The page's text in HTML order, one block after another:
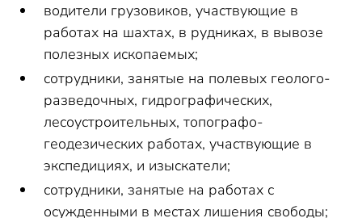
водители грузовиков, участвующие в
работах на шахтах, в рудниках, в вывозе
полезных ископаемых;
сотрудники, занятые на полевых геолого-
разведочных, гидрографических,
лесоустроительных, топографо-
геодезических работах, участвующие в
экспедициях, и изыскатели;
сотрудники, занятые на работах с
осужденными в местах лишения свободы;